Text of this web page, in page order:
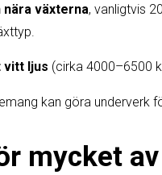
nära växterna, vanligtvis
vitt ljus (cirka 4000–6500
kan göra underverk
mycket